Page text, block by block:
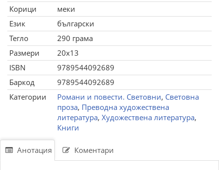
Корици
меки
Език
български
Тегло
290 грама
Размери
20x13
ISBN
9789544092689
Баркод
9789544092689
Категории
Романи и повести. Световни, Световна
проза, Преводна художествена
литература, Художествена литература,
Книги
Анотация Коментари